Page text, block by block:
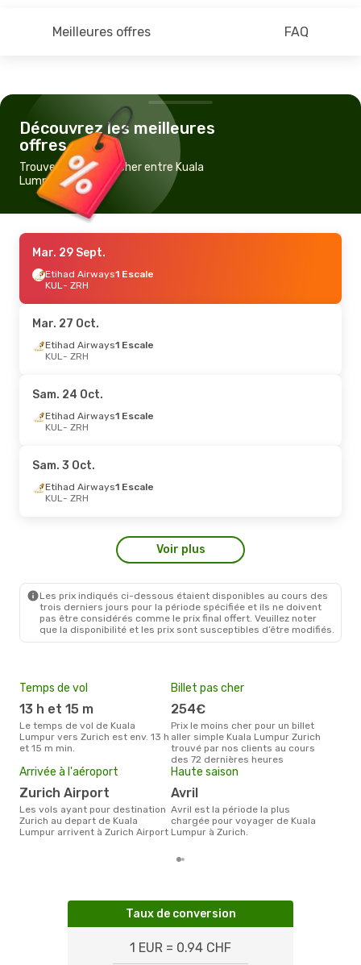
Meilleures offres FAQ
Découvrez les meilleures
offres
Trouvez un vol pas cher entre Kuala
Lumpur et Zurich
Mar. 29 Sept.
Etihad Airways1 Escale
KUL- ZRH
Mar. 27 Oct.
Etihad Airways1 Escale
KUL- ZRH
Sam. 24 Oct.
Etihad Airways1 Escale
KUL- ZRH
Sam. 3 Oct.
Etihad Airways1 Escale
KUL- ZRH
Voir plus
Les prix indiqués ci-dessous étaient disponibles au cours des
trois derniers jours pour la période spécifiée et ils ne doivent
pas être considérés comme le prix final offert. Veuillez noter
que la disponibilité et les prix sont susceptibles d’être modifiés.
Temps de vol
13 h et 15 m
Le temps de vol de Kuala
Lumpur vers Zurich est env. 13 h
et 15 m min.
Billet pas cher
254€
Prix le moins cher pour un billet
aller simple Kuala Lumpur Zurich
trouvé par nos clients au cours
des 72 dernières heures
Arrivée à l'aéroport
Zurich Airport
Les vols ayant pour destination
Zurich au depart de Kuala
Lumpur arrivent à Zurich Airport
Haute saison
avril
avril est la période la plus
chargée pour voyager de Kuala
Lumpur à Zurich.
Taux de conversion
1 EUR = 0.94 CHF